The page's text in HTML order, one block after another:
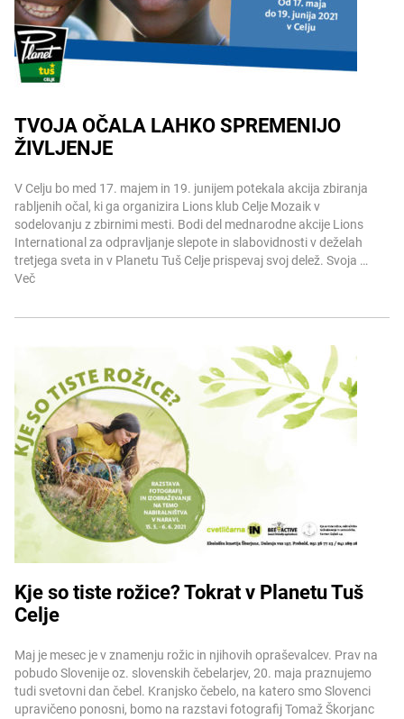
TVOJA OČALA LAHKO SPREMENIJO
ŽIVLJENJE
V Celju bo med 17. majem in 19. junijem potekala akcija zbiranja
rabljenih očal, ki ga organizira Lions klub Celje Mozaik v
sodelovanju z zbirnimi mesti. Bodi del mednarodne akcije Lions
International za odpravljanje slepote in slabovidnosti v deželah
tretjega sveta in v Planetu Tuš Celje prispevaj svoj delež. Svoja …
Več
Kje so tiste rožice? Tokrat v Planetu Tuš
Celje
Maj je mesec je v znamenju rožic in njihovih opraševalcev. Prav na
pobudo Slovenije oz. slovenskih čebelarjev, 20. maja praznujemo
tudi svetovni dan čebel. Kranjsko čebelo, na katero smo Slovenci
upravičeno ponosni, bomo na razstavi fotografij Tomaž Škorjanc